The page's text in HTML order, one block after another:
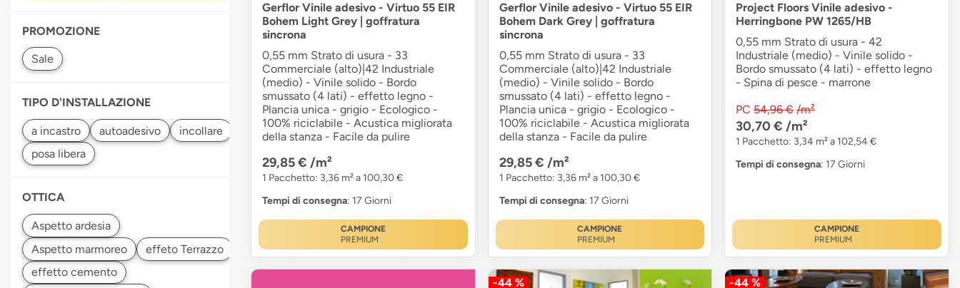
PROMOZIONE
TIPO D'INSTALLAZIONE
autoadesivo
posa libera
OTTICA
Aspetto marmoreo
effetto cemento
Gerflor Vinile adesivo - Virtuo 55 EIR
Bohem Light Grey | goffratura
sincrona
0,55 mm Strato di usura - 33
Commerciale (alto)|42 Industriale
(medio) - Vinile solido - Bordo
smussato (4 lati) - effetto legno -
Plancia unica - grigio - Ecologico -
100% riciclabile - Acustica migliorata
della stanza - Facile da pulire
29,85 € /m²
1 Pacchetto: 3,36 m² a 100,30 €
Tempi di consegna: 17 Giorni
CAMPIONE
PREMIUM
Gerflor Vinile adesivo - Virtuo 55 EIR
Bohem Dark Grey | goffratura
sincrona
0,55 mm Strato di usura - 33
Commerciale (alto)|42 Industriale
(medio) - Vinile solido - Bordo
smussato (4 lati) - effetto legno -
Plancia unica - grigio - Ecologico -
100% riciclabile - Acustica migliorata
della stanza - Facile da pulire
29,85 € /m²
1 Pacchetto: 3,36 m² a 100,30 €
Tempi di consegna: 17 Giorni
CAMPIONE
PREMIUM
Project Floors Vinile adesivo -
Herringbone PW 1265/HB
0,55 mm Strato di usura - 42
Industriale (medio) - Vinile solido -
Bordo smussato (4 lati) - effetto legno
- Spina di pesce - marrone
PC 54,96 € /m²
30,70 € /m²
1 Pacchetto: 3,34 m² a 102,54 €
Tempi di consegna: 17 Giorni
CAMPIONE
PREMIUM
-44 % -44 %